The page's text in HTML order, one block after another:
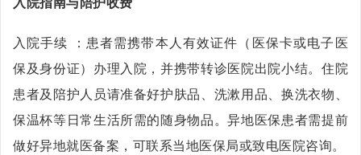
入院手续 ：患者需携带本人有效证件（医保卡或电子医
保及身份证）办理入院，并携带转诊医院出院小结。住院
患者及陪护人员请准备好护肤品、洗漱用品、换洗衣物、
保温杯等日常生活所需的随身物品。异地医保患者需提前
做好异地就医备案，可联系当地医保局或致电医院咨询。